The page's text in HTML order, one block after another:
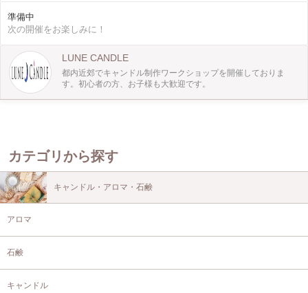
ものから難易度の高いものまで、制作される方の年齢や好みによって調整が出来
ますので 小さなお子様でも安心して参加ができ、オリジナルのキャンドルが出
準備中
次の開催をお楽しみに！
LUNE CANDLE
都内近郊でキャンドル制作ワークショップを開催しておりま
す。初心者の方、お子様も大歓迎です。
カテゴリから探す
キャンドル・アロマ・石鹸
アロマ
石鹸
キャンドル